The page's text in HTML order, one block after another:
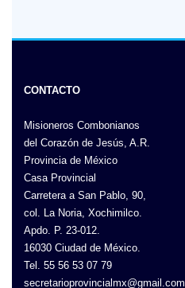
CONTACTO
Misioneros Combonianos
del Corazón de Jesús, A.R.
Provincia de México
Casa Provincial
Carretera a San Pablo, 90,
col. La Noria, Xochimilco.
Apdo. P. 23-012.
16030 Ciudad de México.
Tel. 55 56 53 07 79
secretarioprovincialmx@gmail.com